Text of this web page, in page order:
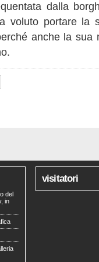
dalla
voluto portare la
anche la sua
del
in
visitatori